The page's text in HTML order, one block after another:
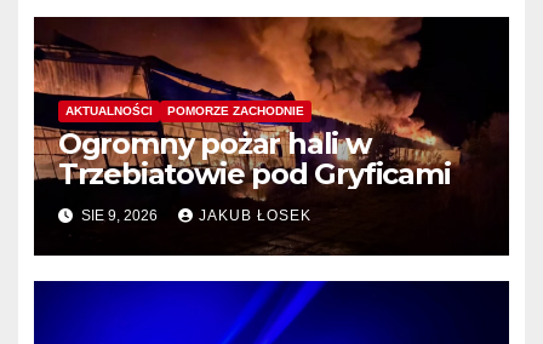
AKTUALNOŚCI POMORZE ZACHODNIE
Ogromny pożar hali w
Trzebiatowie pod Gryficami
SIE 9, 2026 JAKUB ŁOSEK